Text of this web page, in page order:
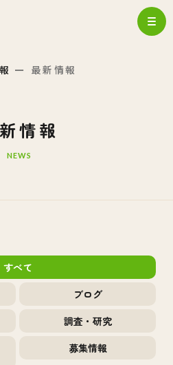
最新情報
情報
NEWS
すべて
ブログ
調査・研究
募集情報